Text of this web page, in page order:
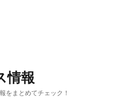
情報
をまとめてチェック！